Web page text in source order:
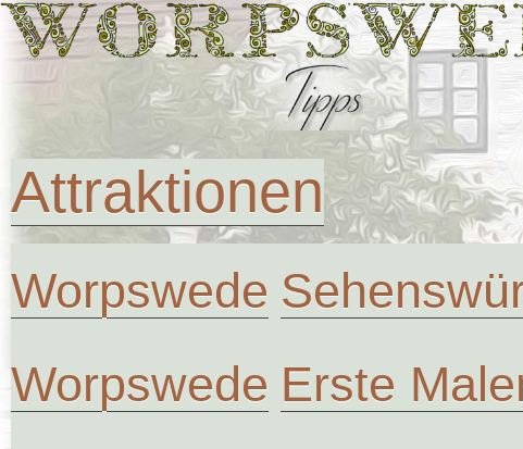
Attraktionen
Worpswede
Worpswede Erste